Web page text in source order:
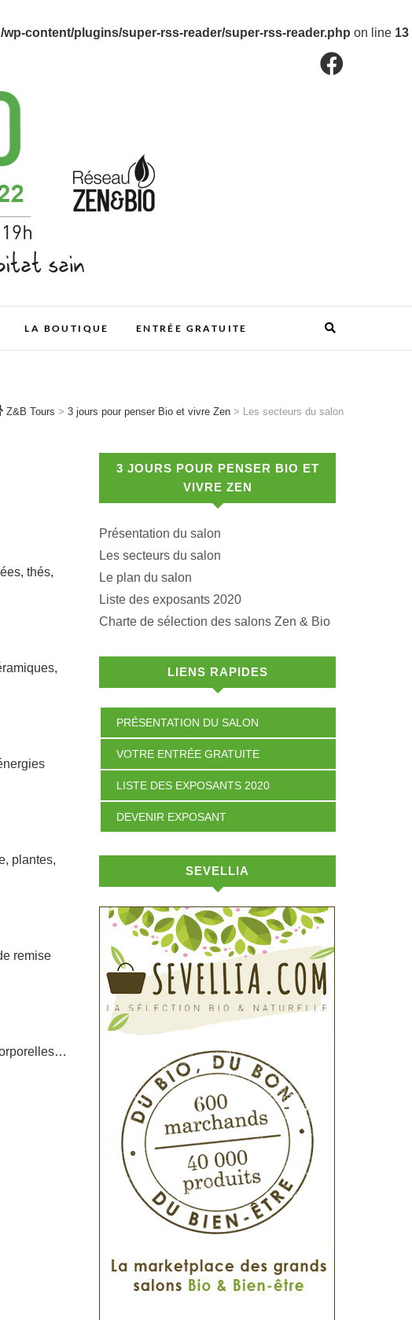
content/plugins/super-rss-reader/super-rss-reader.php on line 13
LA BOUTIQUE ENTRÉE GRATUITE
Z&B Tours > 3 jours pour penser Bio et vivre Zen > Les secteurs du salon
thés,
plantes,
remise
3 JOURS POUR PENSER BIO ET
VIVRE ZEN
Présentation du salon
Les secteurs du salon
Le plan du salon
Liste des exposants 2020
Charte de sélection des salons Zen & Bio
LIENS RAPIDES
PRÉSENTATION DU SALON
VOTRE ENTRÉE GRATUITE
LISTE DES EXPOSANTS 2020
DEVENIR EXPOSANT
SEVELLIA